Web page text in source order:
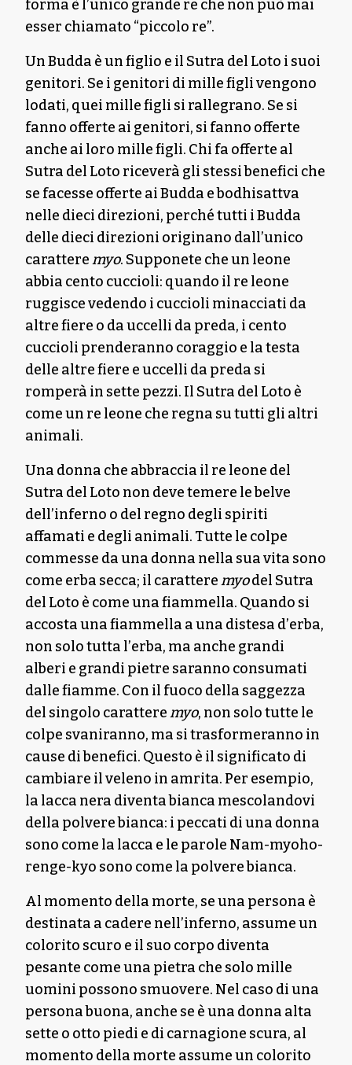
forma è l’unico grande re che non può mai
esser chiamato “piccolo re”.
Un Budda è un figlio e il Sutra del Loto i suoi
genitori. Se i genitori di mille figli vengono
lodati, quei mille figli si rallegrano. Se si
fanno offerte ai genitori, si fanno offerte
anche ai loro mille figli. Chi fa offerte al
Sutra del Loto riceverà gli stessi benefici che
se facesse offerte ai Budda e bodhisattva
nelle dieci direzioni, perché tutti i Budda
delle dieci direzioni originano dall’unico
caratteremyo. Supponete che un leone
abbia cento cuccioli: quando il re leone
ruggisce vedendo i cuccioli minacciati da
altre fiere o da uccelli da preda, i cento
cuccioli prenderanno coraggio e la testa
delle altre fiere e uccelli da preda si
romperà in sette pezzi. Il Sutra del Loto è
come un re leone che regna su tutti gli altri
animali.
Una donna che abbraccia il re leone del
Sutra del Loto non deve temere le belve
dell’inferno o del regno degli spiriti
affamati e degli animali. Tutte le colpe
commesse da una donna nella sua vita sono
come erba secca; il caratteremyodel Sutra
del Loto è come una fiammella. Quando si
accosta una fiammella a una distesa d’erba,
non solo tutta l’erba, ma anche grandi
alberi e grandi pietre saranno consumati
dalle fiamme. Con il fuoco della saggezza
del singolo caratteremyo, non solo tutte le
colpe svaniranno, ma si trasformeranno in
cause di benefici. Questo è il significato di
cambiare il veleno in amrita. Per esempio,
la lacca nera diventa bianca mescolandovi
della polvere bianca: i peccati di una donna
sono come la lacca e le parole Nam-myoho-
renge-kyo sono come la polvere bianca.
Al momento della morte, se una persona è
destinata a cadere nell’inferno, assume un
colorito scuro e il suo corpo diventa
pesante come una pietra che solo mille
uomini possono smuovere. Nel caso di una
persona buona, anche se è una donna alta
sette o otto piedi e di carnagione scura, al
momento della morte assume un colorito